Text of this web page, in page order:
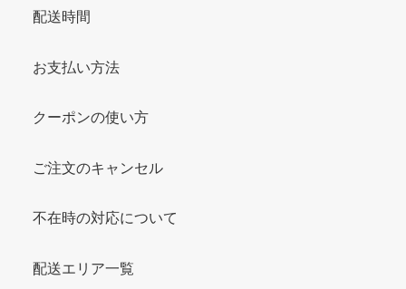
配送時間
お支払い方法
クーポンの使い方
ご注文のキャンセル
不在時の対応について
配送エリア一覧